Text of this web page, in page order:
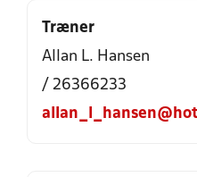
Træner
Allan L. Hansen
/ 26366233